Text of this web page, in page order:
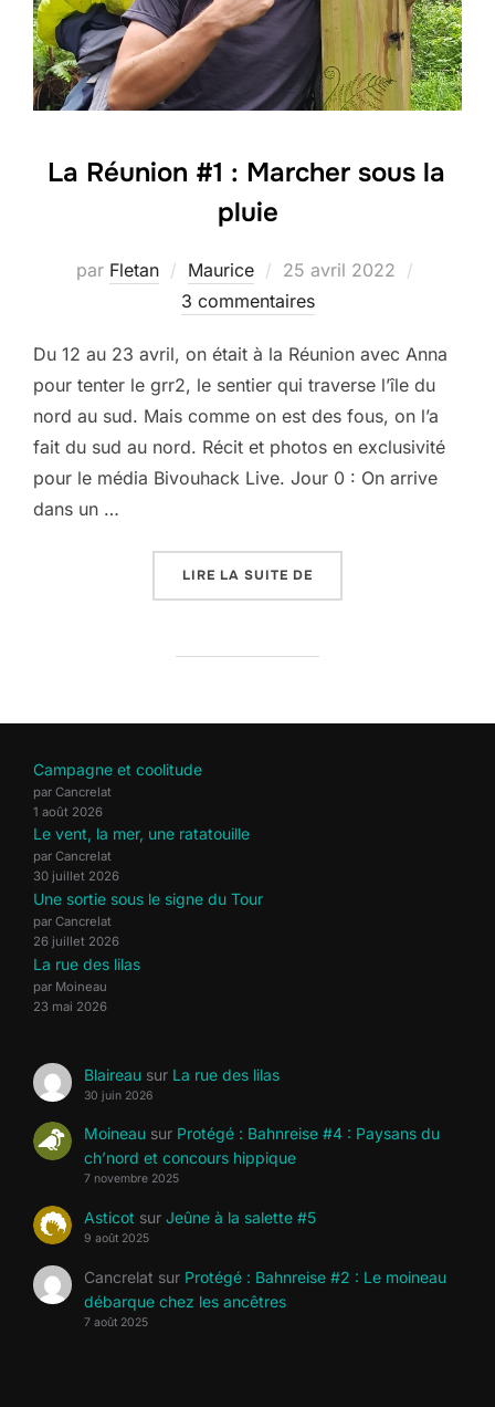
La Réunion #1 : Marcher sous la
pluie
par Fletan Maurice
Publié
le
25 avril 2022
3 commentaires
Du 12 au 23 avril, on était à la Réunion avec Anna
pour tenter le grr2, le sentier qui traverse l’île du
nord au sud. Mais comme on est des fous, on l’a
fait du sud au nord. Récit et photos en exclusivité
pour le média Bivouhack Live. Jour 0 : On arrive
dans un …
LIRE LA SUITE DE
Campagne et coolitude
par Cancrelat
1 août 2026
Le vent, la mer, une ratatouille
par Cancrelat
30 juillet 2026
Une sortie sous le signe du Tour
par Cancrelat
26 juillet 2026
La rue des lilas
par Moineau
23 mai 2026
Blaireausur La rue des lilas
30 juin 2026
Moineausur Protégé : Bahnreise #4 : Paysans du
ch’nord et concours hippique
7 novembre 2025
Asticot sur Jeûne à la salette #5
9 août 2025
Cancrelat sur Protégé : Bahnreise #2 : Le moineau
débarque chez les ancêtres
7 août 2025